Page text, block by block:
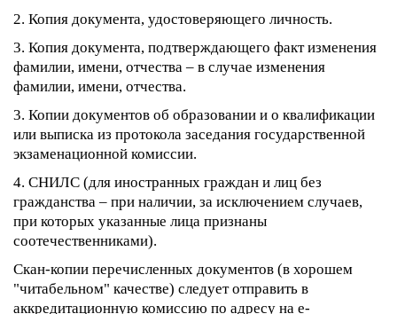
2. Копия документа, удостоверяющего личность.
3. Копия документа, подтверждающего факт изменения
фамилии, имени, отчества – в случае изменения
фамилии, имени, отчества.
3. Копии документов об образовании и о квалификации
или выписка из протокола заседания государственной
экзаменационной комиссии.
4. СНИЛС (для иностранных граждан и лиц без
гражданства – при наличии, за исключением случаев,
при которых указанные лица признаны
соотечественниками).
Скан-копии перечисленных документов (в хорошем
"читабельном" качестве) следует отправить в
аккредитационную комиссию по адресу на e-